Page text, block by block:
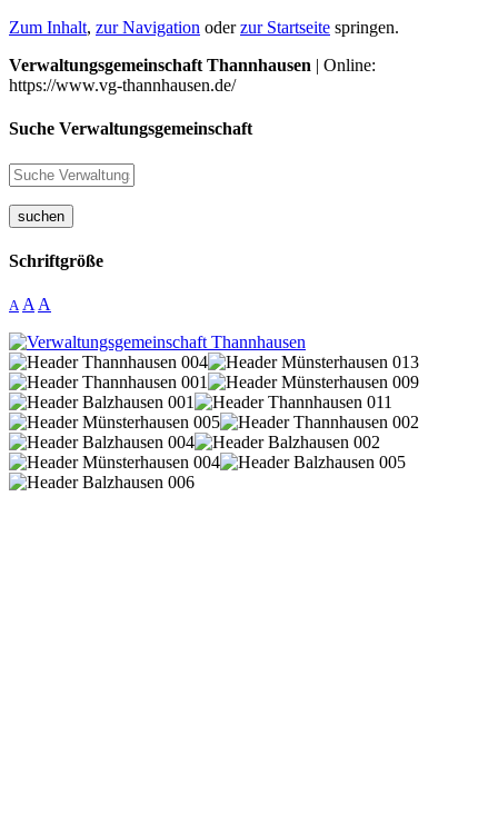
Zum Inhalt, zur Navigation oderzur Startseite springen.
Verwaltungsgemeinschaft Thannhausen | Online:
https://www.vg-thannhausen.de/
Suche Verwaltungsgemeinschaft
suchen
Schriftgröße
A A A